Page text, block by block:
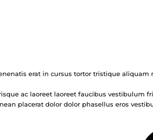
erat in cursus tortor tristique aliquam
ac laoreet laoreet faucibus
placerat dolor dolor phasellus eros